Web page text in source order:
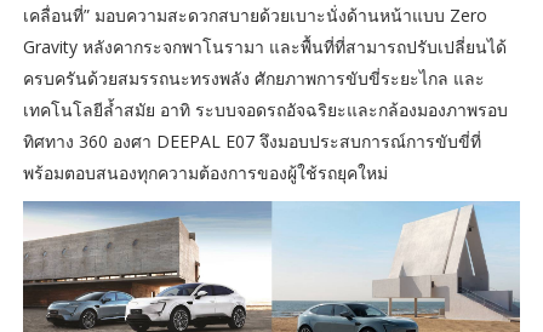
เคลื่อนที่” มอบความสะดวกสบายด้วยเบาะนั่งด้านหน้าแบบ Zero
Gravity หลังคากระจกพาโนรามา และพื้นที่ที่สามารถปรับเปลี่ยนได้
ครบครันด้วยสมรรถนะทรงพลัง ศักยภาพการขับขี่ระยะไกล และ
เทคโนโลยีล้ำสมัย อาทิ ระบบจอดรถอัจฉริยะและกล้องมองภาพรอบ
ทิศทาง 360 องศา DEEPAL E07 จึงมอบประสบการณ์การขับขี่ที่
พร้อมตอบสนองทุกความต้องการของผู้ใช้รถยุคใหม่